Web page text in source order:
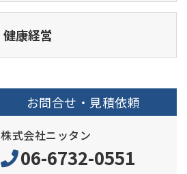
健康経営
お問合せ・見積依頼
株式会社ニッタン
06-6732-0551